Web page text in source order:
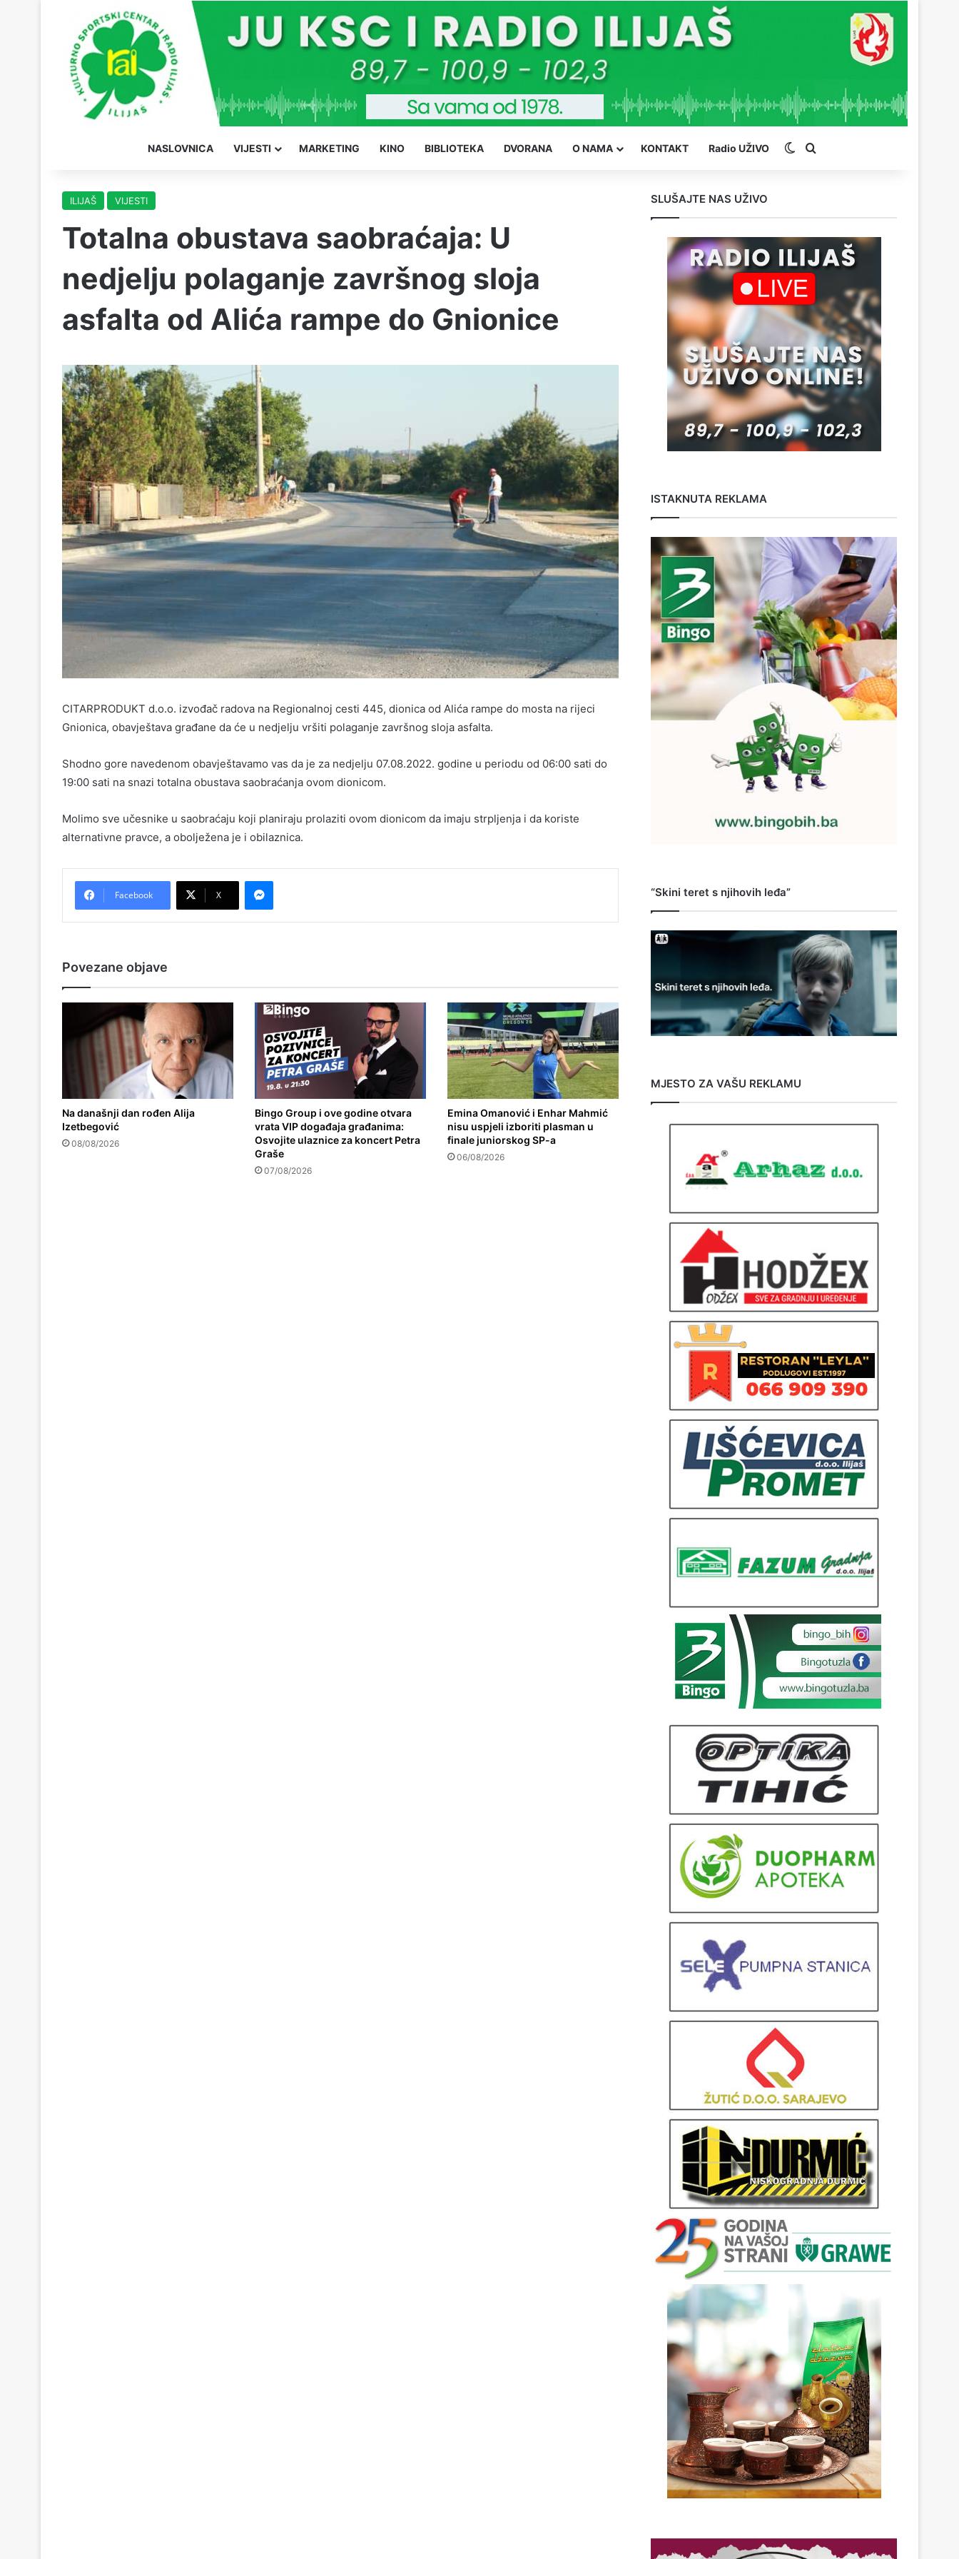
NASLOVNICA VIJESTI MARKETING KINO BIBLIOTEKA DVORANA O NAMA KONTAKT Radio UŽIVO Switch skin
ILIJAŠ VIJESTI
Totalna obustava saobraćaja: U
nedjelju polaganje završnog sloja
asfalta od Alića rampe do Gnionice
CITARPRODUKT d.o.o. izvođač radova na Regionalnoj cesti 445, dionica od Alića rampe do mosta na rijeci
Gnionica, obavještava građane da će u nedjelju vršiti polaganje završnog sloja asfalta.
Shodno gore navedenom obavještavamo vas da je za nedjelju 07.08.2022. godine u periodu od 06:00 sati do
19:00 sati na snazi totalna obustava saobraćanja ovom dionicom.
Molimo sve učesnike u saobraćaju koji planiraju prolaziti ovom dionicom da imaju strpljenja i da koriste
alternativne pravce, a obolježena je i obilaznica.
Facebook X
Povezane objave
Na današnji dan rođen Alija
Izetbegović
08/08/2026
Bingo Group i ove godine otvara
vrata VIP događaja građanima:
Osvojite ulaznice za koncert Petra
Graše
07/08/2026
Emina Omanović i Enhar Mahmić
nisu uspjeli izboriti plasman u
finale juniorskog SP-a
06/08/2026
SLUŠAJTE NAS UŽIVO
ISTAKNUTA REKLAMA
“Skini teret s njihovih leđa”
MJESTO ZA VAŠU REKLAMU